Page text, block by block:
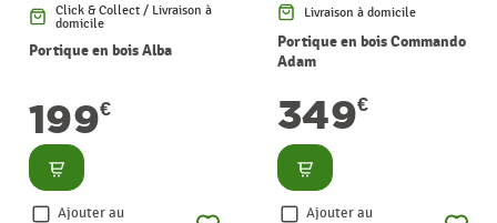
Click & Collect / Livraison à
domicile
Portique en bois Alba
199€
Consulter
Ajouter au
Livraison à domicile
Portique en bois Commando
Adam
349€
Consulter
Ajouter au